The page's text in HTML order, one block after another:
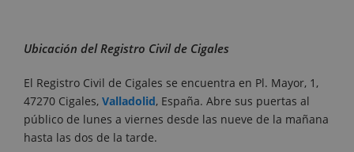
Ubicación del Registro Civil de Cigales
El Registro Civil de Cigales se encuentra en Pl. Mayor, 1,
47270 Cigales, Valladolid, España. Abre sus puertas al
público de lunes a viernes desde las nueve de la mañana
hasta las dos de la tarde.